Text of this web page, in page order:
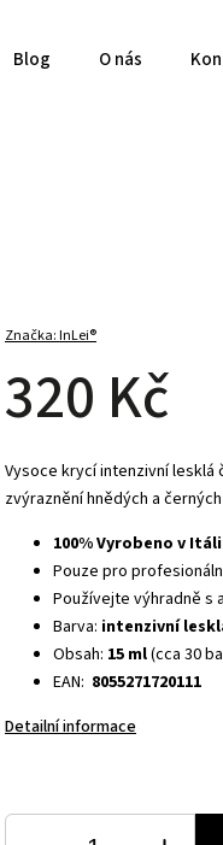
Blog O nás
Značka:InLei®
320 Kč
Vysoce krycí intenzivní lesklá
zvýraznění hnědých a
100% Vyrobeno v
Pouze pro
Používejte výhradně s
Barva: intenzivní
Obsah: 15 ml(cca 30
EAN: 8055271720111
Detailní informace